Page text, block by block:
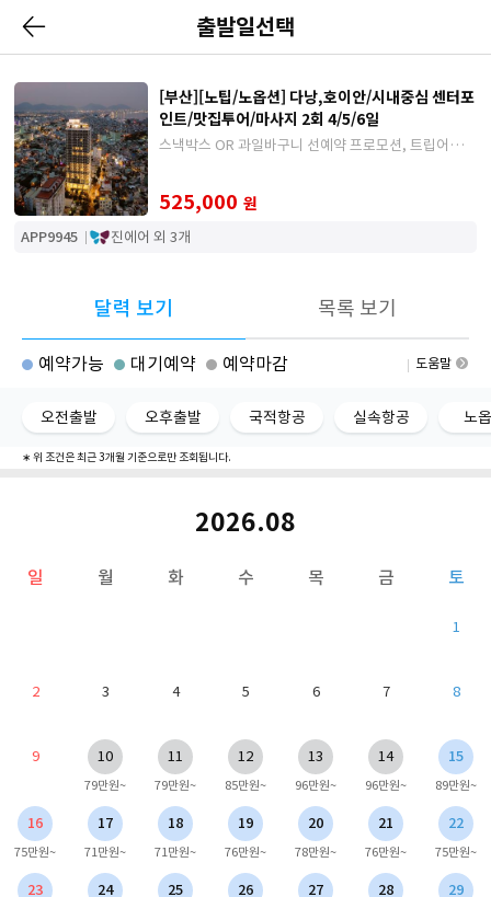
출발일선택
[부산][노팁/노옵션] 다낭,호이안/시내중심 센터포
인트/맛집투어/마사지 2회 4/5/6일
스낵박스 OR 과일바구니 선예약 프로모션, 트립어드바
525,000 원
APP9945 진에어 외 3개
달력 보기 목록 보기
예약가능 대기예약 예약마감 도움말
오전출발 오후출발 국적항공 실속항공 노
∗ 위 조건은 최근 3개월 기준으로만 조회됩니다.
2026.08
일 월 화 수 목 금 토
1
2 3 4 5 6 7 8
9 10
79만원~
11
79만원~
12
85만원~
13
96만원~
14
96만원~
15
89만원~
16
75만원~
17
71만원~
18
71만원~
19
76만원~
20
78만원~
21
76만원~
22
75만원~
23 24 25 26 27 28 29